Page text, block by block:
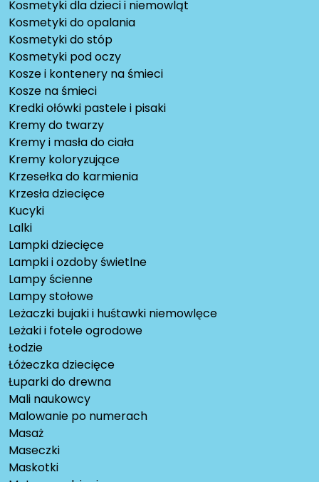
Kosmetyki dla dzieci i niemowląt
Kosmetyki do opalania
Kosmetyki do stóp
Kosmetyki pod oczy
Kosze i kontenery na śmieci
Kosze na śmieci
Kredki ołówki pastele i pisaki
Kremy do twarzy
Kremy i masła do ciała
Kremy koloryzujące
Krzesełka do karmienia
Krzesła dziecięce
Kucyki
Lalki
Lampki dziecięce
Lampki i ozdoby świetlne
Lampy ścienne
Lampy stołowe
Leżaczki bujaki i huśtawki niemowlęce
Leżaki i fotele ogrodowe
Łodzie
Łóżeczka dziecięce
Łuparki do drewna
Mali naukowcy
Malowanie po numerach
Masaż
Maseczki
Maskotki